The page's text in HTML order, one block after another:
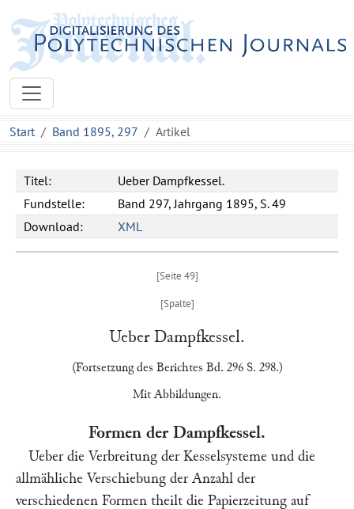
Start Band 1895, 297 Artikel
Titel:
Ueber Dampfkessel.
Fundstelle:
Band 297, Jahrgang 1895, S. 49
Download:
XML
Ueber Dampfkessel.
(Fortsetzung des Berichtes Bd. 296 S. 298.)
Mit Abbildungen.
Formen der Dampfkessel.
Ueber die Verbreitung der Kesselsysteme und die
allmähliche Verschiebung der Anzahl der
verschiedenen Formen theilt die Papierzeitung auf